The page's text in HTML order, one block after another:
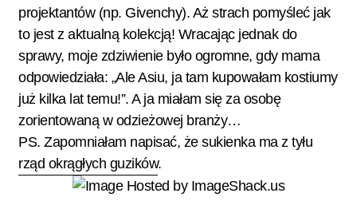
projektantów (np. Givenchy). Aż strach pomyśleć jak
to jest z aktualną kolekcją! Wracając jednak do
sprawy, moje zdziwienie było ogromne, gdy mama
odpowiedziała: „Ale Asiu, ja tam kupowałam kostiumy
już kilka lat temu!”. A ja miałam się za osobę
zorientowaną w odzieżowej branży…
PS. Zapomniałam napisać, że sukienka ma z tyłu
rząd okrągłych guzików.